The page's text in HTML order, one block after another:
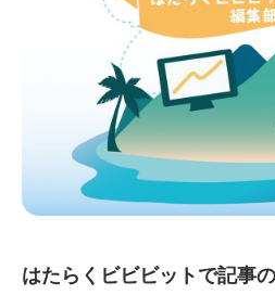
はたらくビビビットで記事